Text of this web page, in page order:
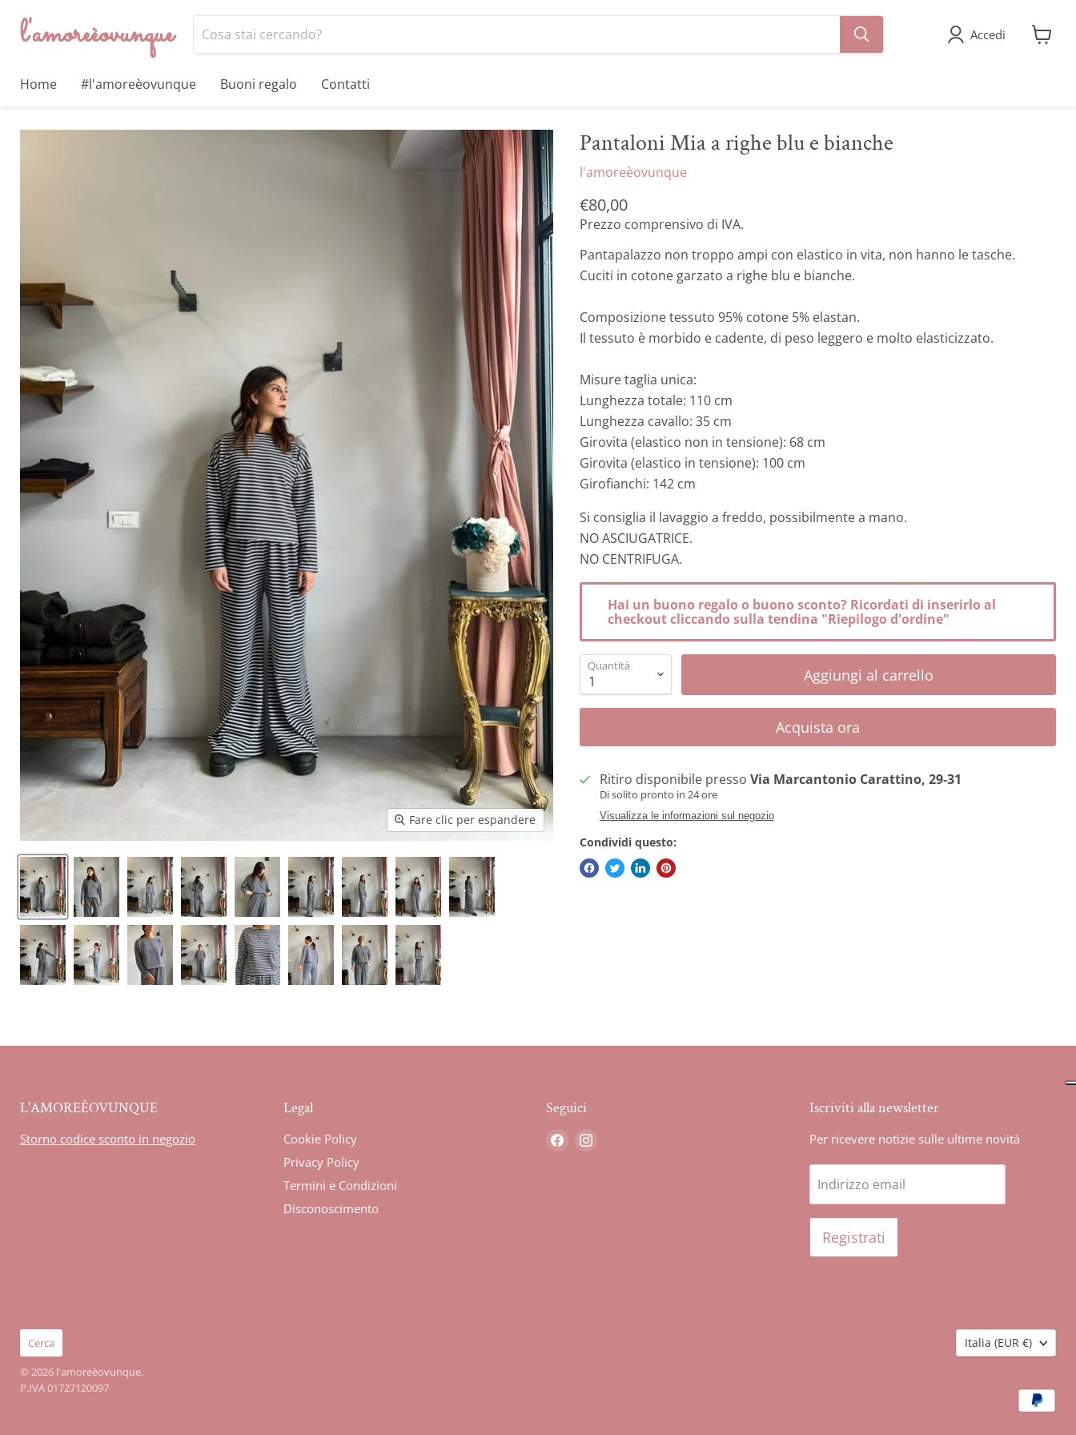
l'amoreèovunque Accedi
Home #l'amoreèovunque Buoni regalo Contatti
Fare clic per espandere
Pantaloni Mia a righe blu e bianche
l'amoreèovunque
Prezzo attuale
€80,00
Prezzo comprensivo di IVA.
Pantapalazzo non troppo ampi con elastico in vita, non hanno le tasche.
Cuciti in cotone garzato a righe blu e bianche.
Composizione tessuto 95% cotone 5% elastan.
Il tessuto è morbido e cadente, di peso leggero e molto elasticizzato.
Misure taglia unica:
Lunghezza totale: 110 cm
Lunghezza cavallo: 35 cm
Girovita (elastico non in tensione): 68 cm
Girovita (elastico in tensione): 100 cm
Girofianchi: 142 cm
Si consiglia il lavaggio a freddo, possibilmente a mano.
NO ASCIUGATRICE.
NO CENTRIFUGA.
Hai un buono regalo o buono sconto? Ricordati di inserirlo al
checkout cliccando sulla tendina "Riepilogo d'ordine"
Quantità Aggiungi al carrello
Acquista ora
Ritiro disponibile presso Via Marcantonio Carattino, 29-31
Di solito pronto in 24 ore
Visualizza le informazioni sul negozio
Condividi questo:
L'AMOREÈOVUNQUE
Storno codice sconto in negozio
Legal
Cookie Policy
Privacy Policy
Termini e Condizioni
Disconoscimento
Seguici
Trovaci
Iscriviti alla newsletter
Per ricevere notizie sulle ultime novità
Indirizzo email
Registrati
Cerca
© 2026 l'amoreèovunque.
P.IVA 01727120097
Nazione
Italia (EUR €)